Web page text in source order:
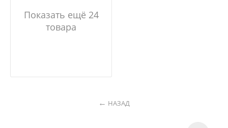
Показать ещё 24
товара
НАЗАД